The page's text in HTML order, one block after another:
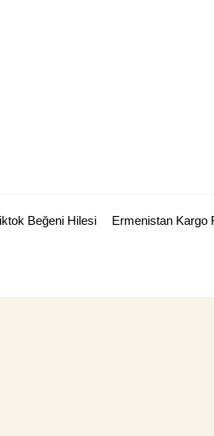
Beğeni Hilesi Ermenistan Kargo